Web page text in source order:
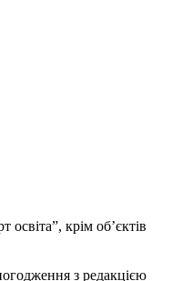
крім об’єктів
з редакцією